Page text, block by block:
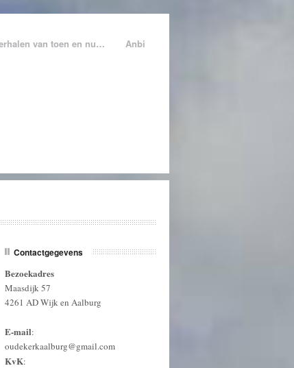
van toen en nu… Anbi
Contactgegevens
Bezoekadres
Maasdijk 57
4261 AD Wijk en Aalburg
E-mail:
oudekerkaalburg@gmail.com
KvK: